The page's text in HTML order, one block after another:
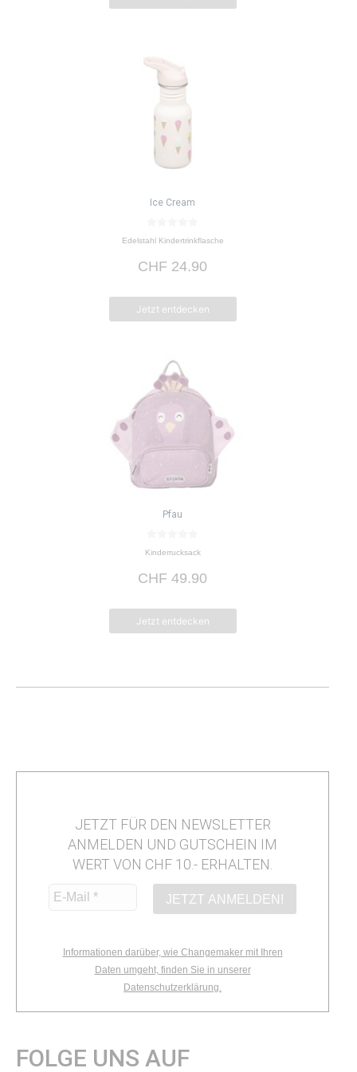
Ice Cream
0
v
n
5
Edelstahl Kindertrinkflasche
CHF 24.90
Jetzt entdecken
Pfau
0
v
n
Kinderrucksack
CHF 49.90
Jetzt entdecken
JETZT FÜR DEN NEWSLETTER
ANMELDEN UND GUTSCHEIN IM
WERT VON CHF 10.- ERHALTEN.
Informationen darüber, wie Changemaker mit Ihren
Daten umgeht, finden Sie in unserer
Datenschutzerklärung.
FOLGE UNS AUF